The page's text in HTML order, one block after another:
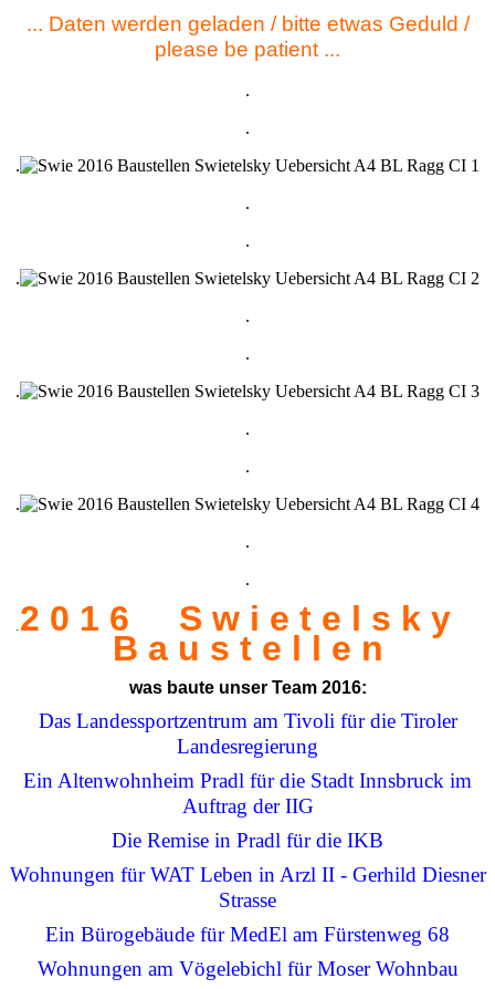
... Daten werden geladen / bitte etwas Geduld /
please be patient ...
.
.
.
.
.
.
.
.
.
.
.
.
.
.
2 0 1 6 S w i e t e l s k y
B a u s t e l l e n
was baute unser Team 2016:
Das Landessportzentrum am Tivoli für die Tiroler
Landesregierung
Ein Altenwohnheim Pradl für die Stadt Innsbruck im
Auftrag der IIG
Die Remise in Pradl für die IKB
Wohnungen für WAT Leben in Arzl II - Gerhild Diesner
Strasse
Ein Bürogebäude für MedEl am Fürstenweg 68
Wohnungen am Vögelebichl für Moser Wohnbau